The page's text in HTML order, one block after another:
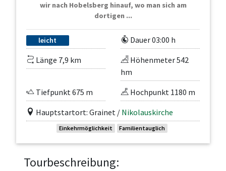
wir nach Hobelsberg hinauf, wo man sich am
dortigen ...
leicht
Dauer 03:00 h
Länge 7,9 km
Höhenmeter 542
hm
Tiefpunkt 675 m
Hochpunkt 1180 m
Hauptstartort: Grainet / Nikolauskirche
Einkehrmöglichkeit Familientauglich
Tourbeschreibung: